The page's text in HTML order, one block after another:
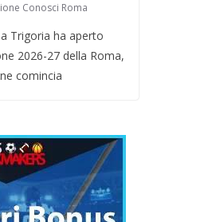
Conosci Roma
Trigoria ha aperto
2026-27 della Roma,
comincia